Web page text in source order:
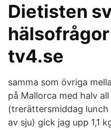
Dietisten
tv4.se
samma som övriga
på Mallorca med halv
(trerättersmiddag
av sju) gick jag upp 1,1